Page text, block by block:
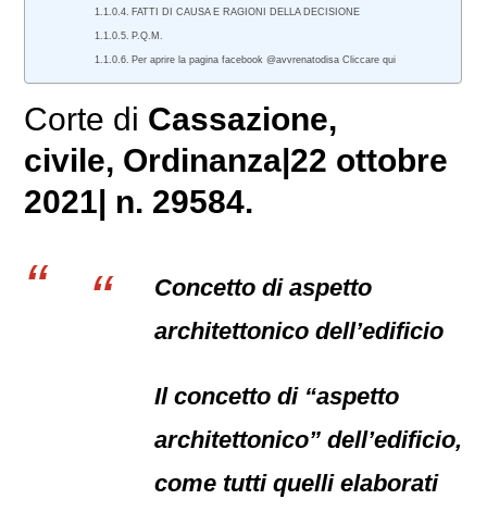
FATTI DI CAUSA E RAGIONI DELLA DECISIONE
P.Q.M.
Per aprire la pagina facebook @avvrenatodisa Cliccare qui
Corte di Cassazione,
civile, Ordinanza|22 ottobre
2021| n. 29584.
Concetto di aspetto
architettonico dell’edificio
Il concetto di “aspetto
architettonico” dell’edificio,
come tutti quelli elaborati